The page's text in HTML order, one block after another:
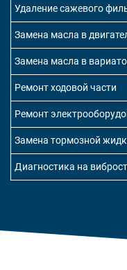
Удаление сажевого
Замена масла в
Замена масла в
Ремонт ходовой части
Ремонт
Замена тормозной
Диагностика на